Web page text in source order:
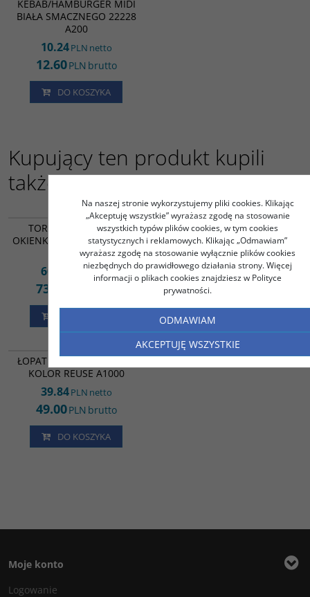
KEBAB/HAMBURGER MIDI
BIAŁA SMACZNEGO 22228
A200
10.24PLN netto
12.60PLN brutto
DO KOSZYKA
Kupujący ten produkt kupili
także:
TF10198
TOREBKI FAŁDOWE Z
OKIENKIEM 100x60x240mm
A1000
60.00 PLNnetto
73.80
TR09765
TORBA SZARA Z UCHEM
180X100X220 86443 A50
26.02PLN netto
32.00
LL32923
ŁOPATKA DO LODÓW MIX
KOLOR REUSE A1000
39.84PLN netto
49.00PLN brutto
DO KOSZYKA
Moje konto
Logowanie
Na naszej stronie wykorzystujemy pliki cookies. Klikając
„Akceptuję wszystkie” wyrażasz zgodę na stosowanie
wszystkich typów plików cookies, w tym cookies
statystycznych i reklamowych. Klikając „Odmawiam”
wyrażasz zgodę na stosowanie wyłącznie plików cookies
niezbędnych do prawidłowego działania strony. Więcej
informacji o plikach cookies znajdziesz w Polityce
prywatności.
ODMAWIAM
AKCEPTUJĘ WSZYSTKIE